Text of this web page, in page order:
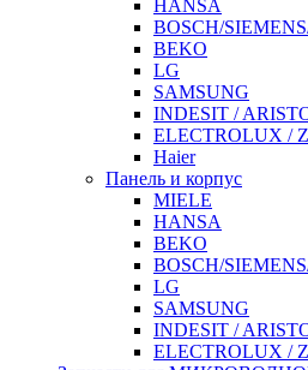
HANSA
BOSCH/
BEKO
LG
SAMSUNG
INDESIT /
ELECTROLUX /
Haier
Панель и корпус
MIELE
HANSA
BEKO
BOSCH/
LG
SAMSUNG
INDESIT /
ELECTROLUX /